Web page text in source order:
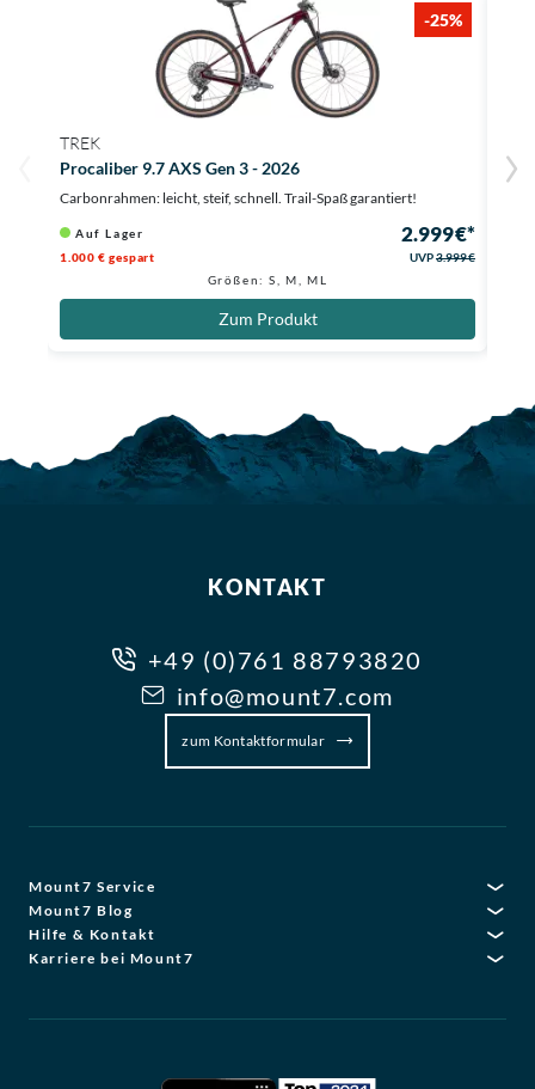
-25%
TREK
Procaliber 9.7 AXS Gen 3 - 2026
Carbonrahmen: leicht, steif, schnell. Trail-Spaß garantiert!
Auf Lager 2.999 €*
1.000 € gespart UVP3.999 €
Größen: S, M, ML
Zum Produkt
KONTAKT
+49 (0)761 88793820
info@mount7.com
zum Kontaktformular
Mount7 Service
Mount7 Blog
Hilfe & Kontakt
Karriere bei Mount7